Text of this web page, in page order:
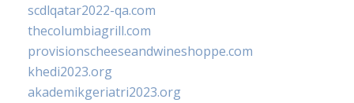
scdlqatar2022-qa.com
thecolumbiagrill.com
provisionscheeseandwineshoppe.com
khedi2023.org
akademikgeriatri2023.org